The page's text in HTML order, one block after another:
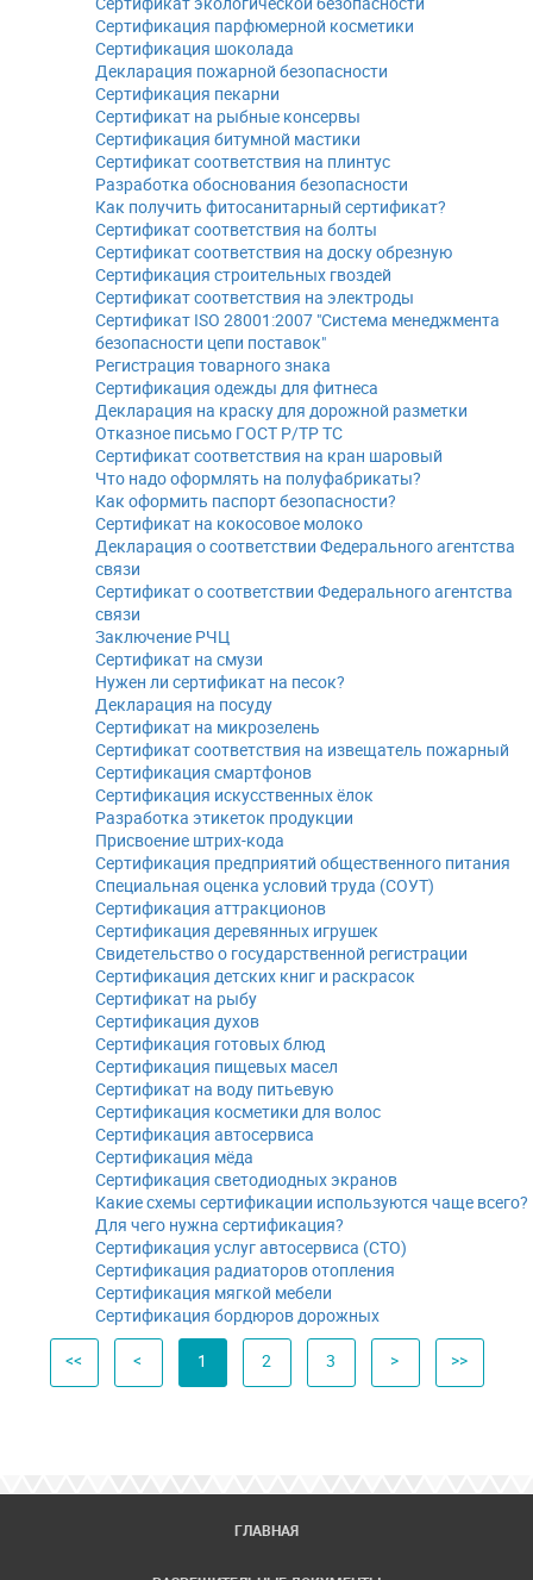
Сертификация парфюмерной косметики
Сертификация шоколада
Декларация пожарной безопасности
Сертификация пекарни
Сертификат на рыбные консервы
Сертификация битумной мастики
Сертификат соответствия на плинтус
Разработка обоснования безопасности
Как получить фитосанитарный сертификат?
Сертификат соответствия на болты
Сертификат соответствия на доску обрезную
Сертификация строительных гвоздей
Сертификат соответствия на электроды
Сертификат ISO 28001:2007 "Система менеджмента
безопасности цепи поставок"
Регистрация товарного знака
Сертификация одежды для фитнеса
Декларация на краску для дорожной разметки
Отказное письмо ГОСТ Р/ТР ТС
Сертификат соответствия на кран шаровый
Что надо оформлять на полуфабрикаты?
Как оформить паспорт безопасности?
Сертификат на кокосовое молоко
Декларация о соответствии Федерального агентства
связи
Сертификат о соответствии Федерального агентства
связи
Заключение РЧЦ
Сертификат на смузи
Нужен ли сертификат на песок?
Декларация на посуду
Сертификат на микрозелень
Сертификат соответствия на извещатель пожарный
Сертификация смартфонов
Сертификация искусственных ёлок
Разработка этикеток продукции
Присвоение штрих-кода
Сертификация предприятий общественного питания
Специальная оценка условий труда (СОУТ)
Сертификация аттракционов
Сертификация деревянных игрушек
Свидетельство о государственной регистрации
Сертификация детских книг и раскрасок
Сертификат на рыбу
Сертификация духов
Сертификация готовых блюд
Сертификация пищевых масел
Сертификат на воду питьевую
Сертификация косметики для волос
Сертификация автосервиса
Сертификация мёда
Сертификация светодиодных экранов
Какие схемы сертификации используются чаще всего?
Для чего нужна сертификация?
Сертификация услуг автосервиса (СТО)
Сертификация радиаторов отопления
Сертификация мягкой мебели
Сертификация бордюров дорожных
<< < 1 2 3 > >>
ГЛАВНАЯ